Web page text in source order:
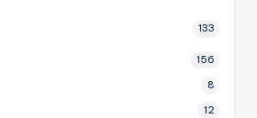
133
156
8
12